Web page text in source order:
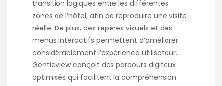
transition logiques entre les différentes
zones de l’hôtel, afin de reproduire une visite
réelle. De plus, des repères visuels et des
menus interactifs permettent d’améliorer
considérablement l’expérience utilisateur.
Gentleview conçoit des parcours digitaux
optimisés qui facilitent la compréhension